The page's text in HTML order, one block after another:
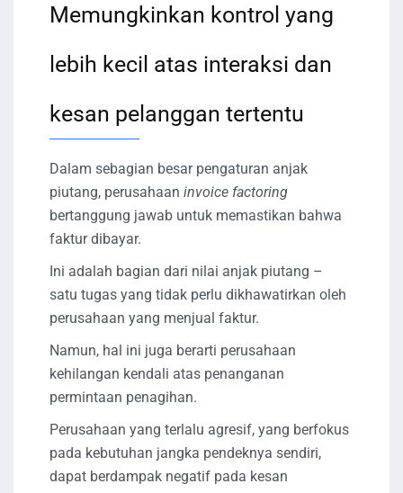
Memungkinkan kontrol yang
lebih kecil atas interaksi dan
kesan pelanggan tertentu
Dalam sebagian besar pengaturan anjak
piutang, perusahaan invoice factoring
bertanggung jawab untuk memastikan bahwa
faktur dibayar.
Ini adalah bagian dari nilai anjak piutang –
satu tugas yang tidak perlu dikhawatirkan oleh
perusahaan yang menjual faktur.
Namun, hal ini juga berarti perusahaan
kehilangan kendali atas penanganan
permintaan penagihan.
Perusahaan yang terlalu agresif, yang berfokus
pada kebutuhan jangka pendeknya sendiri,
dapat berdampak negatif pada kesan